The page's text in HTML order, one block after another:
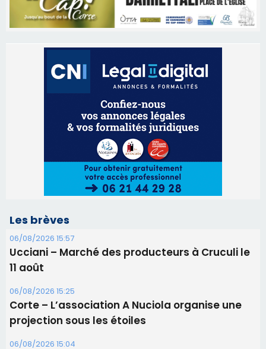
Les brèves
Ucciani – Marché des producteurs à Cruculi le
Corte – L’association A Nuciola organise une
projection sous les étoiles
Alata - Soirée Tango Argentin au stade de San
Benedetto
05/08/2026 09:53
Biguglia : messe de la Sainte-Marie et
procession le 14 août
31/07/2026 08:24
Tennis - Début ce week-end du tournoi du
RCPV